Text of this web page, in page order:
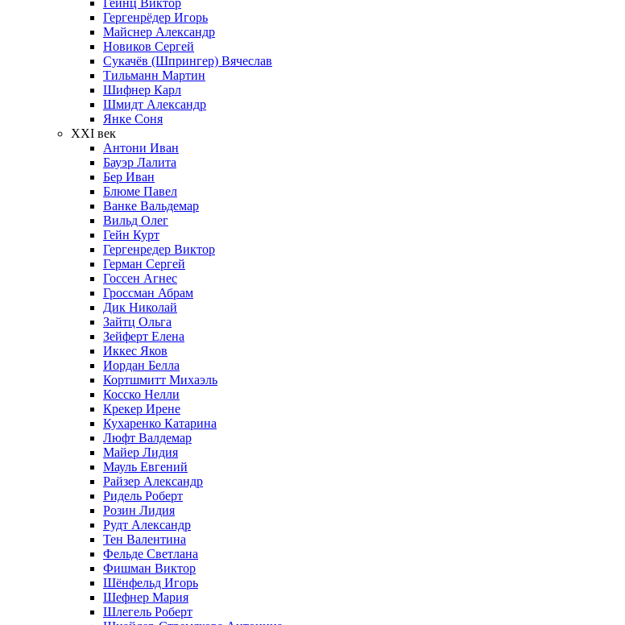
Гейнц Виктор
Гергенрёдер Игорь
Майснер Александр
Новиков Сергей
Сукачёв (Шпрингер) Вячеслав
Тильманн Мартин
Шифнер Карл
Шмидт Александр
Янке Соня
XXI век
Антони Иван
Бауэр Лалита
Бер Иван
Блюме Павел
Ванке Вальдемар
Вильд Олег
Гейн Курт
Гергенредер Виктор
Герман Сергей
Госсен Агнес
Гроссман Абрам
Дик Николай
Зайтц Ольга
Зейферт Елена
Иккес Яков
Иордан Белла
Кортшмитт Михаэль
Косско Нелли
Крекер Ирене
Кухаренко Катарина
Люфт Валдемaр
Майер Лидия
Мауль Евгений
Райзер Александр
Ридель Роберт
Розин Лидия
Рудт Александр
Тен Валентина
Фельде Светлана
Фишман Виктор
Шёнфельд Игорь
Шефнер Мария
Шлегель Роберт